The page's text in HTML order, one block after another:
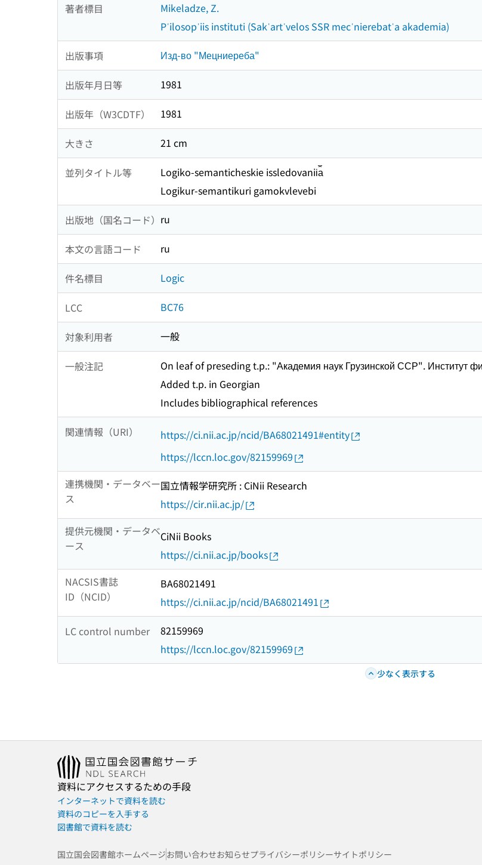
著者標目
Mikeladze, Z.
Pʿilosopʿiis instituti (Sakʿartʿvelos SSR mecʿnierebatʿa akademia)
出版事項 Изд-во "Мецниереба"
出版年月日等 1981
出版年（W3CDTF） 1981
大きさ 21 cm
並列タイトル等
Logiko-semanticheskie issledovanii︠a︡
Logikur-semantikuri gamokvlevebi
出版地（国名コード） ru
本文の言語コード ru
件名標目 Logic
LCC BC76
対象利用者 一般
一般注記
On leaf of preseding t.p.: "Академия наук Грузинской ССР". Институт
Added t.p. in Georgian
Includes bibliographical references
関連情報（URI）
https://ci.nii.ac.jp/ncid/BA68021491#entity
https://lccn.loc.gov/82159969
連携機関・データベー
ス
国立情報学研究所 : CiNii Research
https://cir.nii.ac.jp/
提供元機関・データベ
ース
CiNii Books
https://ci.nii.ac.jp/books
NACSIS書誌
ID（NCID）
BA68021491
https://ci.nii.ac.jp/ncid/BA68021491
LC control number
82159969
https://lccn.loc.gov/82159969
少なく表示する
資料にアクセスするための手段
インターネットで資料を読む
資料のコピーを入手する
図書館で資料を読む
国立国会図書館ホームページお問い合わせお知らせプライバシーポリシーサイトポリシー